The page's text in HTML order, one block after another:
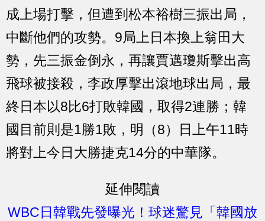
成上場打擊，但遭到松本裕樹三振出局，
中斷他們的攻勢。9局上日本換上翁田大
勢，先三振金倒永，再讓賈邁瓊斯擊出高
飛球被接殺，李政厚擊出滾地球出局，最
終日本以8比6打敗韓國，取得2連勝；韓
國目前則是1勝1敗，明（8）日上午11時
將對上今日大勝捷克14分的中華隊。
延伸閱讀
WBC日韓戰先發曝光！球迷驚見「韓國放